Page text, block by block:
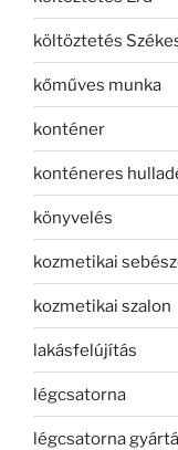
költöztetés
kőműves munka
konténer
konténeres
könyvelés
kozmetikai
kozmetikai szalon
lakásfelújítás
légcsatorna
légcsatorna